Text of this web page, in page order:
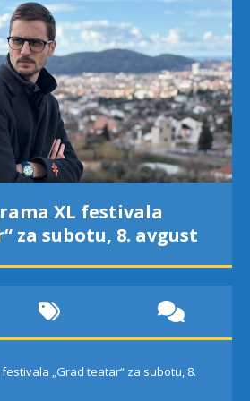
XL festivala
za subotu, 8. avgust
„Grad teatar“ za subotu, 8.